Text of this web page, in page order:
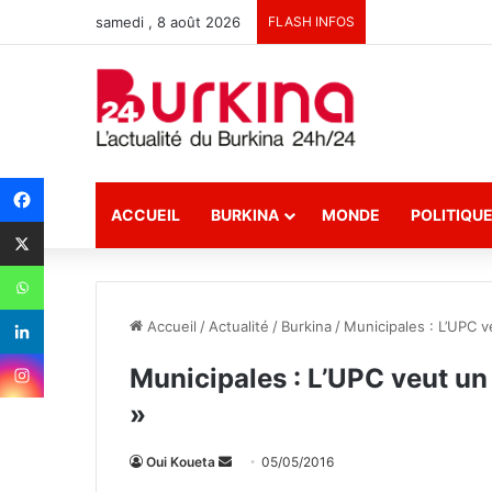
samedi , 8 août 2026 FLASH INFOS
ACCUEIL BURKINA MONDE POLITIQUE
Accueil / Actualité / Burkina / Municipales : L’UPC
Municipales : L’UPC veut
»
Oui Koueta 05/05/2016